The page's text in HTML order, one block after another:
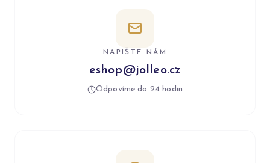
NAPIŠTE NÁM
eshop@jolleo.cz
Odpovíme do 24 hodin